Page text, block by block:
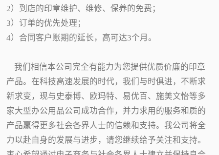
2）到店的印章维护、维修、保养的免费；
3）订单的优先处理；
4）合同客户账期的延长，高可达3个月。
我们相信本公司完全有能力为您提供优质价廉的印章
产品。在科技高速发展的时代，我们与时俱进，不断求
新求变，现与史泰博、欧玛特、易优百、施美文怡等多
家大型办公用品公司成功合作，并力求用的服务和质的
产品赢得更多社会各界人士的信赖和支持。我公司将全
力以赴自身的发展与进步，请您继续给予关注和支持。